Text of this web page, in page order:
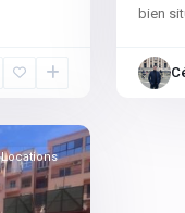
bien
Locations